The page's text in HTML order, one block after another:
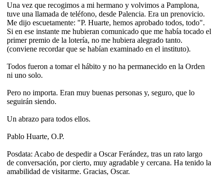
Una vez que recogimos a mi hermano y volvimos a Pamplona,
tuve una llamada de teléfono, desde Palencia. Era un prenovicio.
Me dijo escuetamente: "P. Huarte, hemos aprobado todos, todo".
Si en ese instante me hubieran comunicado que me había tocado el
primer premio de la lotería, no me hubiera alegrado tanto.
(conviene recordar que se habían examinado en el instituto).
Todos fueron a tomar el hábito y no ha permanecido en la Orden
ni uno solo.
Pero no importa. Eran muy buenas personas y, seguro, que lo
seguirán siendo.
Un abrazo para todos ellos.
Pablo Huarte, O.P.
Posdata: Acabo de despedir a Oscar Ferández, tras un rato largo
de conversación, por cierto, muy agradable y cercana. Ha tenido la
amabilidad de visitarme. Gracias, Oscar.